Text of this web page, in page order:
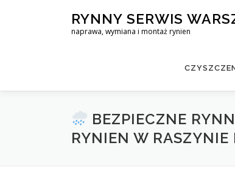
RYNNY SERWIS
naprawa, wymiana i montaż rynien
BEZPIECZNE
RYNIEN W RASZYNIE